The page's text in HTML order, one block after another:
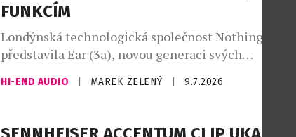
FUNKCÍM
Londýnská technologická společnost Nothing dnes
představila Ear (3a), novou generaci svých
do hravé produktové řady (a) značky Nothing a cílí na
vlastní osobnosti. Novinka, inspirovaná energií
HI-END AUDIO MAREK ZELENÝ 9.7.2026